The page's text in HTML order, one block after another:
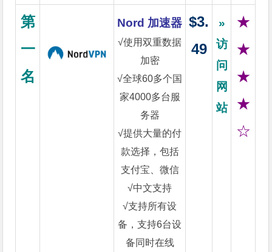
第
一
名
Nord 加速器
√使用双重数据
加密
√全球60多个国
家4000多台服
务器
√提供大量的付
款选择，包括
支付宝、微信
√中文支持
√支持所有设
备，支持6台设
备同时在线
$3.
49
»
访
问
网
站
★
★
★
★
☆